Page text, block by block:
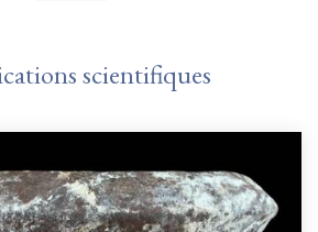
scientifiques